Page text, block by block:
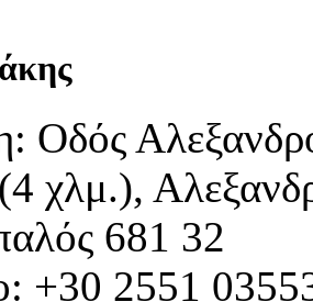
Οδός
χλμ.),
681 32
+30 2551